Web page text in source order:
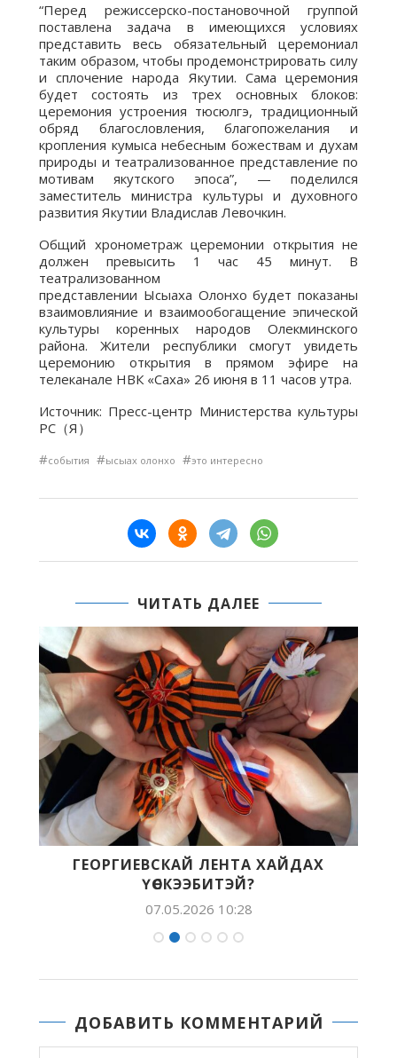
“Перед режиссерско-постановочной группой
поставлена задача в имеющихся условиях
представить весь обязательный церемониал
таким образом, чтобы продемонстрировать силу
и сплочение народа Якутии. Сама церемония
будет состоять из трех основных блоков:
церемония устроения тюсюлгэ, традиционный
обряд благословления, благопожелания и
кропления кумыса небесным божествам и духам
природы и театрализованное представление по
мотивам якутского эпоса”, — поделился
заместитель министра культуры и духовного
развития Якутии Владислав Левочкин.
Общий хронометраж церемонии открытия не
должен превысить 1 час 45 минут. В
театрализованном
представлении Ысыаха Олонхо будет показаны
взаимовлияние и взаимообогащение эпической
культуры коренных народов Олекминского
района. Жители республики смогут увидеть
церемонию открытия в прямом эфире на
телеканале НВК «Саха» 26 июня в 11 часов утра.
Источник: Пресс-центр Министерства культуры
РС（Я）
#события #ысыах олонхо #это интересно
ЧИТАТЬ ДАЛЕЕ
ГЕОРГИЕВСКАЙ ЛЕНТА ХАЙДАХ
ҮӨСКЭЭБИТЭЙ?
07.05.2026 10:28
ДОБАВИТЬ КОММЕНТАРИЙ